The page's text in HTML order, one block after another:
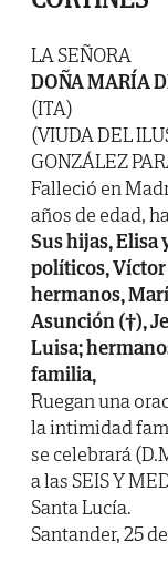
LA SEÑORA
DOÑA MARÍA
(ITA)
(VIUDA DEL
GONZÁLEZ
Falleció en
años de edad,
Sus hijas, Elisa
políticos,
hermanos,
Asunción (†),
Luisa;
familia,
Ruegan una
la intimidad
se celebrará
a las SEIS Y
Santa Lucía.
Santander, 25